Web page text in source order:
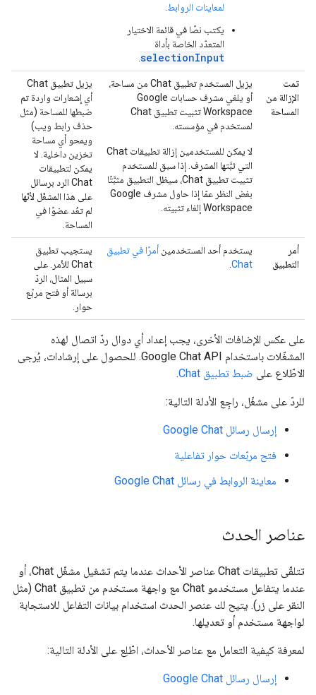
لمعاينات الروابط
يكتب نصًا في قائمة الاختيار
المتعدّد الخاصة بأداة
selectionInput
تمت
الإزالة من
المساحة
يزيل المستخدم تطبيق Chat من مساحة،
أو يلغي مشرف حسابات Google
Workspace تثبيت تطبيق Chat
لمستخدم في مؤسسته.
لا يمكن للمستخدمين إزالة تطبيقات Chat
التي ثبَّتها المشرف. إذا سبق للمستخدم
تثبيت تطبيق Chat، سيظل التطبيق مثبَّتًا
بغض النظر عمّا إذا حاول مشرف Google
Workspace إلغاء تثبيته.
يزيل تطبيق Chat
أي إشعارات واردة تم
ضبطها للمساحة (مثل
حذف رابط ويب)
ويمحو أي مساحة
تخزين داخلية. لا
يمكن لتطبيقات
Chat الرد برسائل
على هذا المشغّل لأنّها
لم تعُد عضوًا في
المساحة.
أمر
التطبيق
يستخدم أحد المستخدمين أمرًا في تطبيق
Chat
يستجيب تطبيق
Chat للأمر. على
سبيل المثال، الردّ
برسالة أو فتح مربّع
حوار.
على عكس الإضافات الأخرى، يجب إعداد أي دوال ردّ اتصال لهذه
المشغّلات باستخدام Google Chat API. للحصول على إرشادات، يُرجى
الاطّلاع على ضبط تطبيق Chat .
للردّ على مشغّل، راجِع الأدلة التالية:
إرسال رسائل Google Chat
فتح مربّعات حوار تفاعلية
معاينة الروابط في رسائل Google Chat
عناصر الحدث
تتلقّى تطبيقات Chat عناصر الأحداث عندما يتم تشغيل مشغّل Chat، أو
عندما يتفاعل مستخدمو Chat مع واجهة مستخدم من تطبيق Chat (مثل
النقر على زر). يتيح لك عنصر الحدث استخدام بيانات التفاعل للاستجابة
لواجهة مستخدم أو تعديلها.
لمعرفة كيفية التعامل مع عناصر الأحداث، اطّلِع على الأدلة التالية:
إرسال رسائل Google Chat